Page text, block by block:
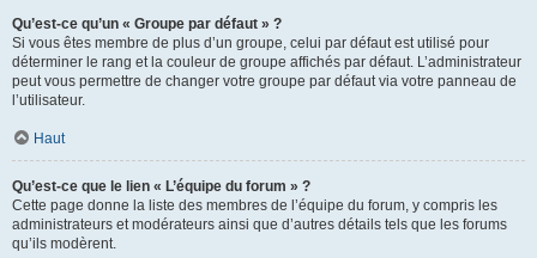
Qu’est-ce qu’un « Groupe par défaut » ?
Si vous êtes membre de plus d’un groupe, celui par défaut est utilisé pour
déterminer le rang et la couleur de groupe affichés par défaut. L’administrateur
peut vous permettre de changer votre groupe par défaut via votre panneau de
l’utilisateur.
Haut
Qu’est-ce que le lien « L’équipe du forum » ?
Cette page donne la liste des membres de l’équipe du forum, y compris les
administrateurs et modérateurs ainsi que d’autres détails tels que les forums
qu’ils modèrent.